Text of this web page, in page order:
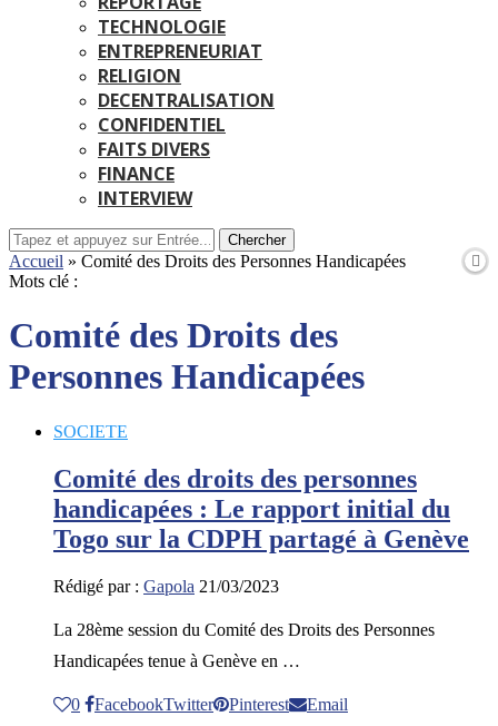
TECHNOLOGIE
ENTREPRENEURIAT
RELIGION
DECENTRALISATION
CONFIDENTIEL
FAITS DIVERS
FINANCE
INTERVIEW
Chercher
Accueil » Comité des Droits des Personnes Handicapées
Mots clé :
Comité des Droits des
Personnes Handicapées
SOCIETE
Comité des droits des personnes
handicapées : Le rapport initial du
Togo sur la CDPH partagé à Genève
Rédigé par : Gapola 21/03/2023
La 28ème session du Comité des Droits des Personnes
Handicapées tenue à Genève en …
0 FacebookTwitter Pinterest Email